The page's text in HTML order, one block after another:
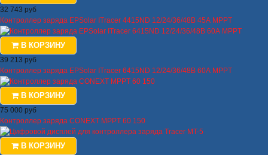
32 743 руб
Контроллер заряда EPSolar ITracer 4415ND 12/24/36/48В 45А MPPT
В КОРЗИНУ
39 213 руб
Контроллер заряда EPSolar ITracer 6415ND 12/24/36/48В 60А MPPT
В КОРЗИНУ
75 000 руб
Контроллер заряда СONEXT MPPT 60 150
В КОРЗИНУ